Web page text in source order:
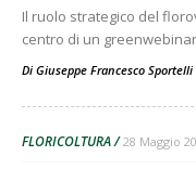
Il ruolo strategico del
centro di un
Di Giuseppe Francesco Sportelli
FLORICOLTURA 28 Maggio